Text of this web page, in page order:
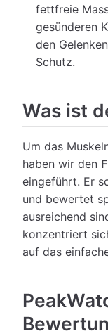
fettfreie
gesünderen
den
Schutz.
Was ist
Um das
haben wir den
eingeführt. Er
und bewertet
ausreichend
konzentriert
auf das